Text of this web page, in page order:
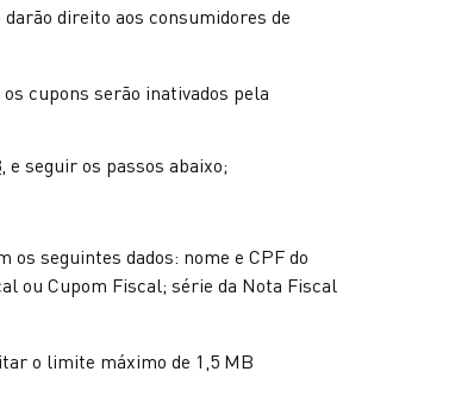
direito aos consumidores de
cupons serão inativados pela
, e seguir os passos abaixo;
seguintes dados: nome e CPF do
ou Cupom Fiscal; série da Nota Fiscal
o limite máximo de 1,5 MB